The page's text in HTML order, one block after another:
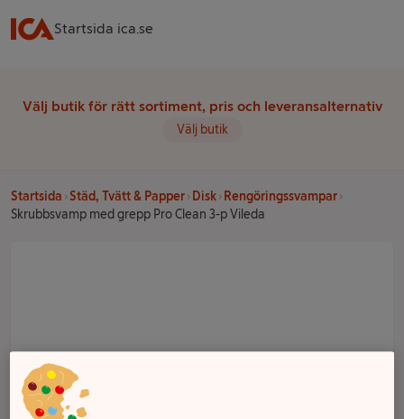
Startsida ica.se
Välj butik för rätt sortiment, pris och leveransalternativ
Välj butik
Startsida Städ, Tvätt & Papper Disk
Rengöringssvampar
Skrubbsvamp med grepp Pro Clean 3-p Vileda